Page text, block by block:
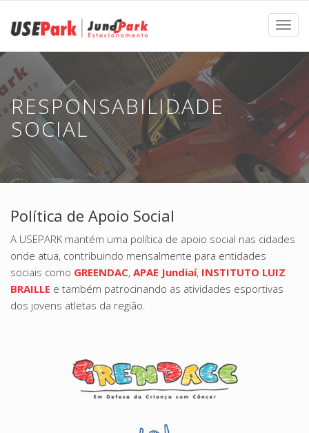
Menu
RESPONSABILIDADE
SOCIAL
Política de Apoio Social
A USEPARK mantém uma política de apoio social nas cidades
onde atua, contribuindo mensalmente para entidades
sociais como GREENDAC, APAE Jundiaí, INSTITUTO LUIZ
BRAILLE e também patrocinando as atividades esportivas
dos jovens atletas da região.